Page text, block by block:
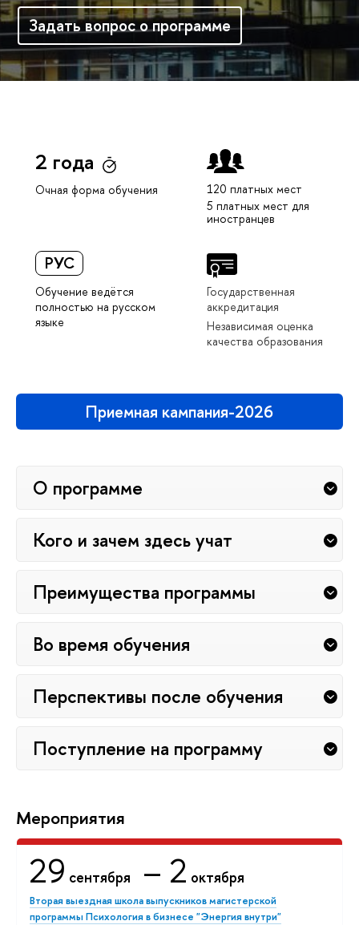
Задать вопрос о программе
2 года
Очная форма обучения
120 платных мест
5 платных мест для
иностранцев
РУС
Обучение ведётся
полностью на русском
языке
Государственная
аккредитация
Независимая оценка
качества образования
Приемная кампания-2026
О программе
Кого и зачем здесь учат
Преимущества программы
Во время обучения
Перспективы после обучения
Поступление на программу
Мероприятия
29 сентября – 2 октября
Вторая выездная школа выпускников магистерской
программы Психология в бизнесе "Энергия внутри"